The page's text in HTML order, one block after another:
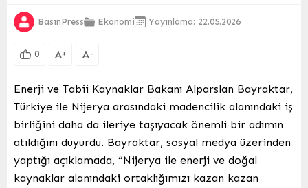
BasınPress Ekonomi Yayınlama: 22.05.2026
0 A+ A-
Enerji ve Tabii Kaynaklar Bakanı Alparslan Bayraktar,
Türkiye ile Nijerya arasındaki madencilik alanındaki iş
birliğini daha da ileriye taşıyacak önemli bir adımın
atıldığını duyurdu. Bayraktar, sosyal medya üzerinden
yaptığı açıklamada, “Nijerya ile enerji ve doğal
kaynaklar alanındaki ortaklığımızı kazan kazan